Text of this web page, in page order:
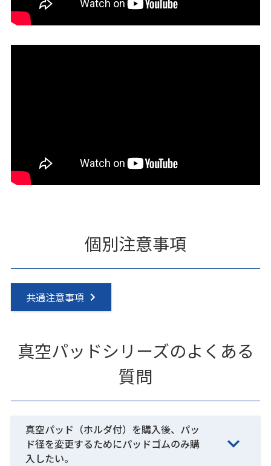
個別注意事項
共通注意事項
真空パッドシリーズのよくある
質問
真空パッド（ホルダ付）を購入後、パッ
ド径を変更するためにパッドゴムのみ購
入したい。